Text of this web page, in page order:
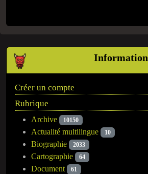
Information
Créer un compte
Rubrique
Archive 10150
Actualité multilingue 10
Biographie 2033
Cartographie 64
Document 61